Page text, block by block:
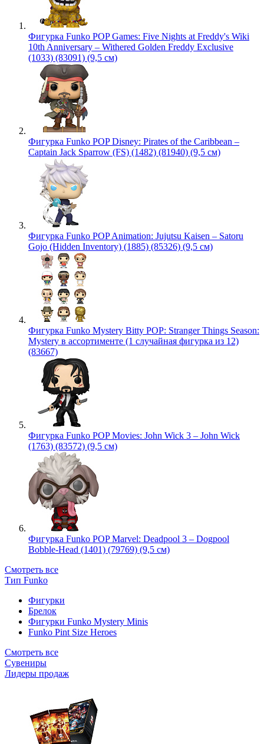
Фигурка Funko POP Games: Five Nights at Freddy's Wiki
10th Anniversary – Withered Golden Freddy Exclusive
(1033) (83091) (9,5 см)
Фигурка Funko POP Disney: Pirates of the Caribbean –
Captain Jack Sparrow (FS) (1482) (81940) (9,5 см)
Фигурка Funko POP Animation: Jujutsu Kaisen – Satoru
Gojo (Hidden Inventory) (1885) (85326) (9,5 см)
Фигурка Funko Mystery Bitty POP: Stranger Things Season:
Mystery в ассортименте (1 случайная фигурка из 12)
(83667)
Фигурка Funko POP Movies: John Wick 3 – John Wick
(1763) (83572) (9,5 см)
Фигурка Funko POP Marvel: Deadpool 3 – Dogpool
Bobble-Head (1401) (79769) (9,5 см)
Смотреть все
Тип Funko
Фигурки
Брелок
Фигурки Funko Mystery Minis
Funko Pint Size Heroes
Смотреть все
Сувениры
Лидеры продаж